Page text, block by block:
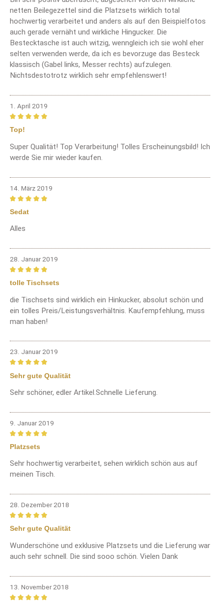
netten Beilegezettel sind die Platzsets wirklich total
hochwertig verarbeitet und anders als auf den Beispielfotos
auch gerade vernäht und wirkliche Hingucker. Die
Bestecktasche ist auch witzig, wenngleich ich sie wohl eher
selten verwenden werde, da ich es bevorzuge das Besteck
klassisch (Gabel links, Messer rechts) aufzulegen.
Nichtsdestotrotz wirklich sehr empfehlenswert!
1. April 2019
Bewertung mit 5 von 5 Sternen
Top!
Super Qualität! Top Verarbeitung! Tolles Erscheinungsbild! Ich
werde Sie mir wieder kaufen.
14. März 2019
Bewertung mit 5 von 5 Sternen
Sedat
Alles
28. Januar 2019
Bewertung mit 5 von 5 Sternen
tolle Tischsets
die Tischsets sind wirklich ein Hinkucker, absolut schön und
ein tolles Preis/Leistungsverhältnis. Kaufempfehlung, muss
man haben!
23. Januar 2019
Bewertung mit 5 von 5 Sternen
Sehr gute Qualität
Sehr schöner, edler Artikel.Schnelle Lieferung.
9. Januar 2019
Bewertung mit 5 von 5 Sternen
Platzsets
Sehr hochwertig verarbeitet, sehen wirklich schön aus auf
meinen Tisch.
28. Dezember 2018
Bewertung mit 5 von 5 Sternen
Sehr gute Qualität
Wunderschöne und exklusive Platzsets und die Lieferung war
auch sehr schnell. Die sind sooo schön. Vielen Dank
13. November 2018